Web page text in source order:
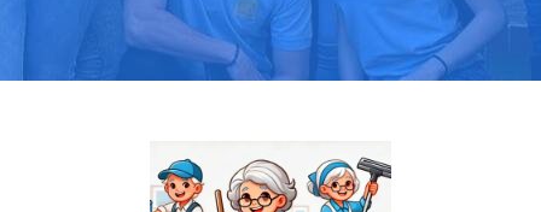
Más de 1000 clientes confían en nosotros
⭐⭐⭐⭐⭐